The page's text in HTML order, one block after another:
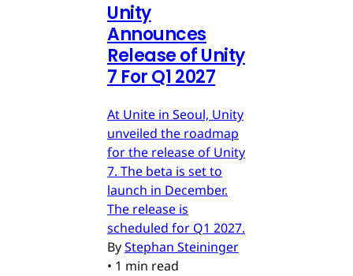
Unity
Announces
Release of Unity
7 For Q1 2027
At Unite in Seoul, Unity
unveiled the roadmap
for the release of Unity
7. The beta is set to
launch in December.
The release is
scheduled for Q1 2027.
ByStephan Steininger
• 1 min read